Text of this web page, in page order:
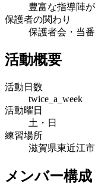
豊富な指導陣
保護者の関わり
保護者会・当
活動概要
活動日数
twice_a_week
活動曜日
土・日
練習場所
滋賀県東近江
メンバー構成